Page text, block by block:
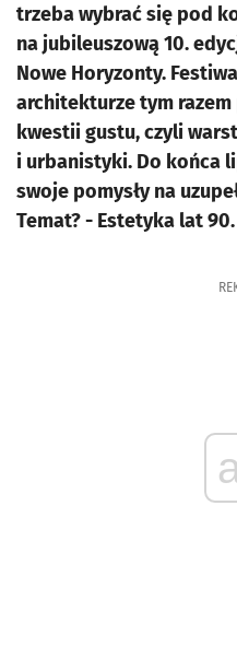
trzeba wybrać się pod
na jubileuszową 10.
Nowe Horyzonty.
architekturze tym
kwestii gustu, czyli
i urbanistyki. Do końca
swoje pomysły na
Temat? - Estetyka lat